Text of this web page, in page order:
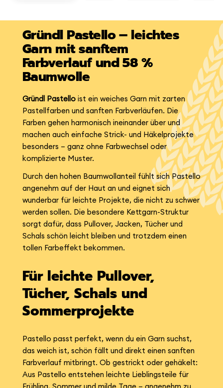
Gründl Pastello – leichtes
Garn mit sanftem
Farbverlauf und 58 %
Baumwolle
Gründl Pastelloist ein weiches Garn mit zarten
Pastellfarben und sanften Farbverläufen. Die
Farben gehen harmonisch ineinander über und
machen auch einfache Strick- und Häkelprojekte
besonders – ganz ohne Farbwechsel oder
komplizierte Muster.
Durch den hohen Baumwollanteil fühlt sich Pastello
angenehm auf der Haut an und eignet sich
wunderbar für leichte Projekte, die nicht zu schwer
werden sollen. Die besondere Kettgarn-Struktur
sorgt dafür, dass Pullover, Jacken, Tücher und
Schals schön leicht bleiben und trotzdem einen
tollen Farbeffekt bekommen.
Für leichte Pullover,
Tücher, Schals und
Sommerprojekte
Pastello passt perfekt, wenn du ein Garn suchst,
das weich ist, schön fällt und direkt einen sanften
Farbverlauf mitbringt. Ob gestrickt oder gehäkelt:
Aus Pastello entstehen leichte Lieblingsteile für